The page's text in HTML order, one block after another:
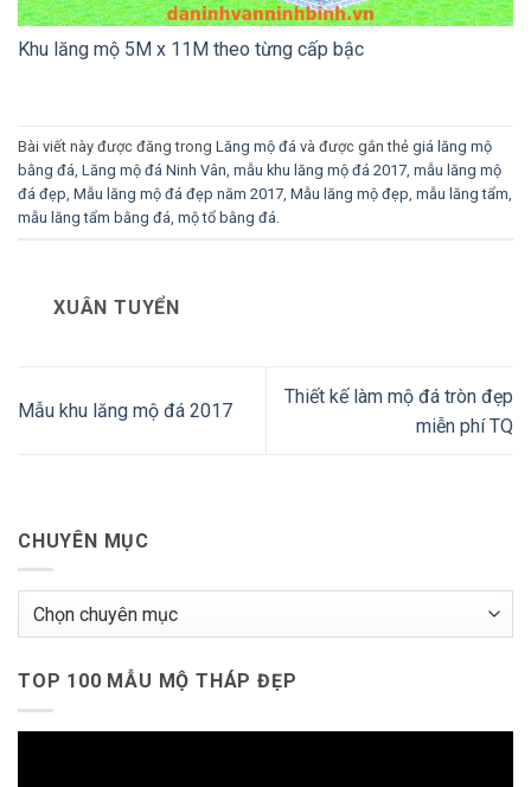
Khu lăng mộ 5M x 11M theo từng cấp bậc
Bài viết này được đăng trong Lăng mộ đá và được gắn thẻ giá lăng mộ
bằng đá Lăng mộ đá Ninh Vân mẫu khu lăng mộ đá 2017 mẫu lăng mộ
đá đẹp Mẫu lăng mộ đá đẹp năm 2017 Mẫu lăng mộ đẹp mẫu lăng tẩm
mẫu lăng tẩm bằng đá mộ tổ bằng đá
XUÂN TUYỂN
Mẫu khu lăng mộ đá 2017
Thiết kế làm mộ đá tròn đẹp
miễn phí TQ
CHUYÊN MỤC
Chuyên
TOP 100 MẪU MỘ THÁP ĐẸP